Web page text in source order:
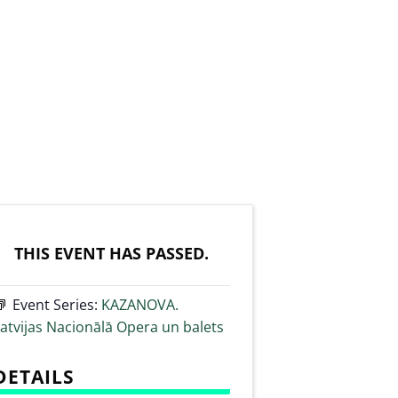
THIS EVENT HAS PASSED.
Event Series: KAZANOVA.
Nacionālā Opera un balets